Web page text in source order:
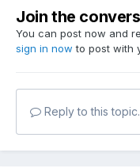
Join the
You can post now and
sign in now to post with
Reply to this